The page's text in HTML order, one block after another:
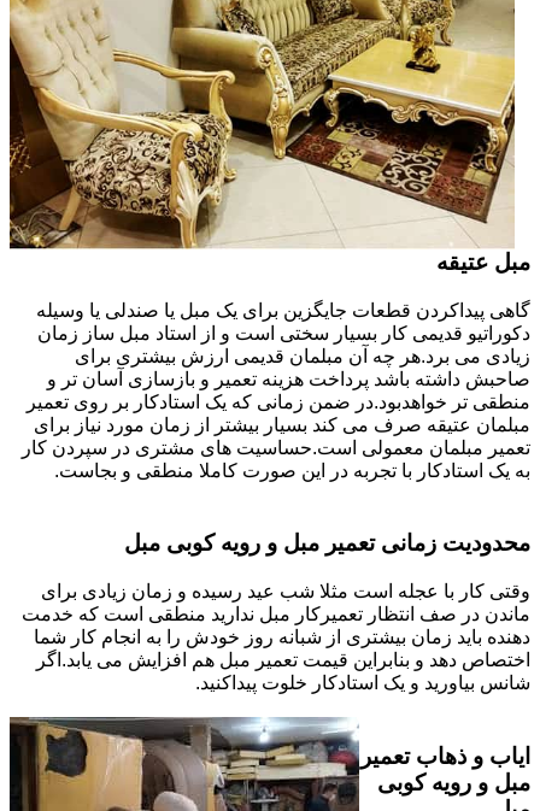
مبل عتیقه
گاهی پیداکردن قطعات جایگزین برای یک مبل یا صندلی یا وسیله
دکوراتیو قدیمی کار بسیار سختی است و از استاد مبل ساز زمان
زیادی می برد.هر چه آن مبلمان قدیمی ارزش بیشتری برای
صاحبش داشته باشد پرداخت هزینه تعمیر و بازسازی آسان تر و
منطقی تر خواهدبود.در ضمن زمانی که یک استادکار بر روی تعمیر
مبلمان عتیقه صرف می کند بسیار بیشتر از زمان مورد نیاز برای
تعمیر مبلمان معمولی است.حساسیت های مشتری در سپردن کار
به یک استادکار با تجربه در این صورت کاملا منطقی و بجاست.
محدودیت زمانی تعمیر مبل و رویه کوبی مبل
وقتی کار با عجله است مثلا شب عید رسیده و زمان زیادی برای
ماندن در صف انتظار تعمیرکار مبل ندارید منطقی است که خدمت
دهنده باید زمان بیشتری از شبانه روز خودش را به انجام کار شما
اختصاص دهد و بنابراین قیمت تعمیر مبل هم افزایش می یابد.اگر
شانس بیاورید و یک استادکار خلوت پیداکنید.
ایاب و ذهاب تعمیر
مبل و رویه کوبی